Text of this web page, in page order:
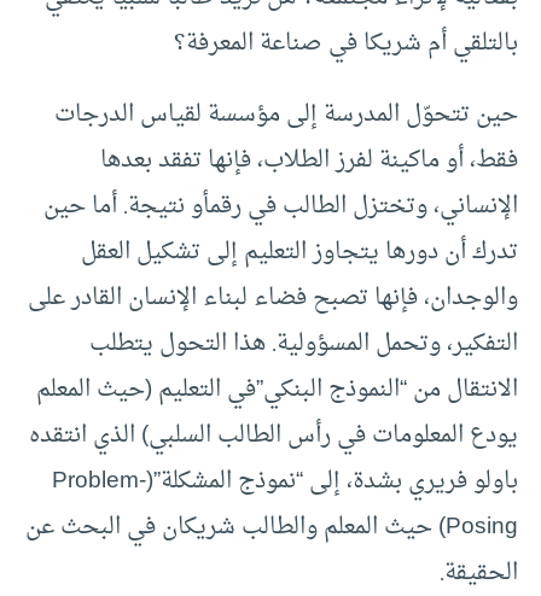
بالتلقي أم شريكا في صناعة المعرفة؟
حين تتحوّل المدرسة إلى مؤسسة لقياس الدرجات
فقط، أو ماكينة لفرز الطلاب، فإنها تفقد بعدها
الإنساني، وتختزل الطالب في رقمأو نتيجة. أما حين
تدرك أن دورها يتجاوز التعليم إلى تشكيل العقل
والوجدان، فإنها تصبح فضاء لبناء الإنسان القادر على
التفكير، وتحمل المسؤولية. هذا التحول يتطلب
الانتقال من “النموذج البنكي”في التعليم (حيث المعلم
يودع المعلومات في رأس الطالب السلبي) الذي انتقده
باولو فريري بشدة، إلى “نموذج المشكلة”(Problem-
Posing) حيث المعلم والطالب شريكان في البحث عن
الحقيقة.